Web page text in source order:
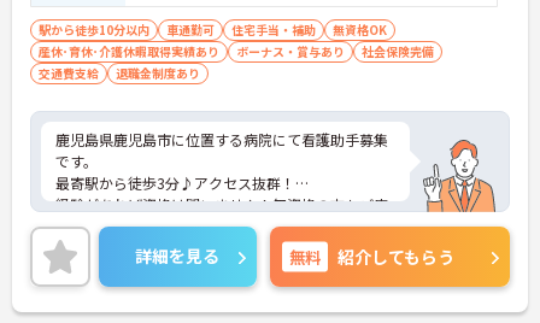
駅から徒歩10分以内 車通勤可 住宅手当・補助
無資格OK
産休･育休･介護休暇取得実績あり
ボーナス・賞与あり
社会保険完備
交通費支給
退職金制度あり
鹿児島県鹿児島市に位置する病院にて看護助手募集
です。
最寄駅から徒歩3分♪アクセス抜群！
経験があれば資格は問いません！無資格の方もご応
募いただけます。
ご興味ある方には、面接対策ポイントなど、さらに
詳細をお話しいたしますのでお気軽にご相談くださ
い。
詳細を見る 無料 紹介してもらう